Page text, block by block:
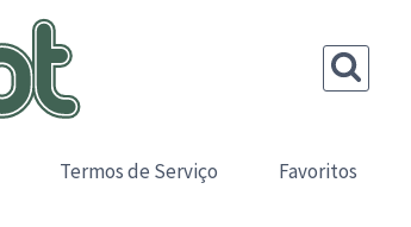
Termos de Serviço Favoritos